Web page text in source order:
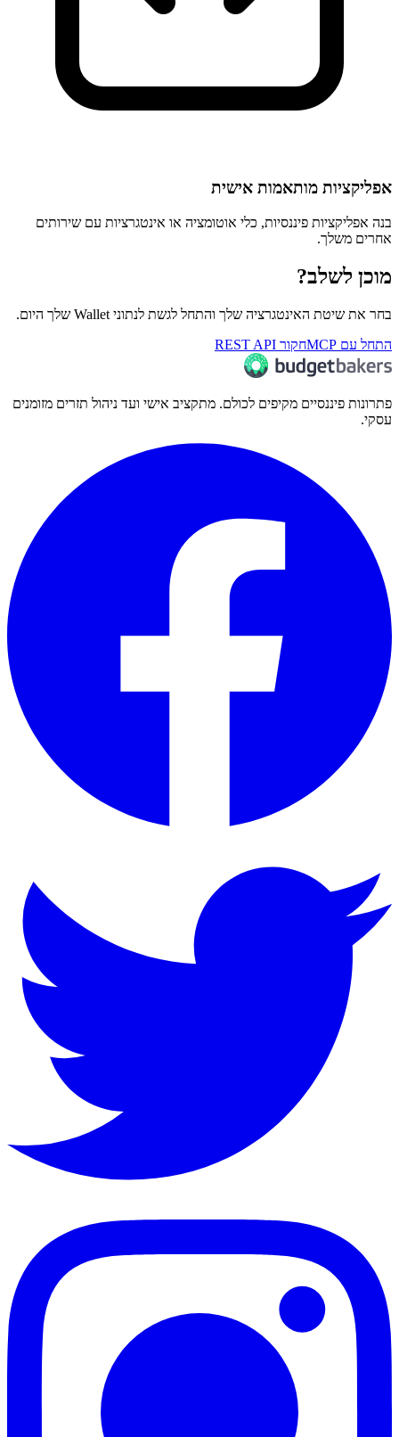
אפליקציות מותאמות אישית
בנה אפליקציות פיננסיות, כלי אוטומציה או אינטגרציות עם שירותים
אחרים משלך.
מוכן לשלב?
בחר את שיטת האינטגרציה שלך והתחל לגשת לנתוני Wallet שלך היום.
התחל עם MCP
חקור REST API
פתרונות פיננסיים מקיפים לכולם. מתקציב אישי ועד ניהול תזרים מזומנים
עסקי.